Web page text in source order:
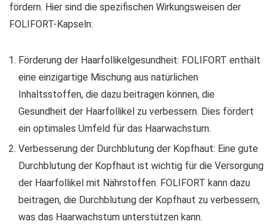
fördern. Hier sind die spezifischen Wirkungsweisen der
FOLIFORT-Kapseln:
Förderung der Haarfollikelgesundheit: FOLIFORT enthält
eine einzigartige Mischung aus natürlichen
Inhaltsstoffen, die dazu beitragen können, die
Gesundheit der Haarfollikel zu verbessern. Dies fördert
ein optimales Umfeld für das Haarwachstum.
Verbesserung der Durchblutung der Kopfhaut: Eine gute
Durchblutung der Kopfhaut ist wichtig für die Versorgung
der Haarfollikel mit Nährstoffen. FOLIFORT kann dazu
beitragen, die Durchblutung der Kopfhaut zu verbessern,
was das Haarwachstum unterstützen kann.